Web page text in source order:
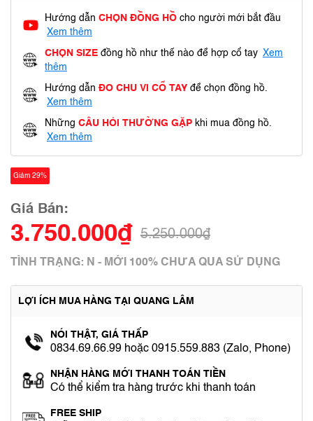
Hướng dẫn CHỌN ĐỒNG HỒ cho người mới bắt đầu
Xem thêm
CHỌN SIZE đồng hồ như thế nào để hợp cổ tay Xem
thêm
Hướng dẫn ĐO CHU VI CỔ TAY để chọn đồng hồ.
Xem thêm
Những CÂU HỎI THƯỜNG GẶP khi mua đồng hồ.
Xem thêm
Giảm 29%
Giá Bán:
3.750.000₫ 5.250.000₫
TÌNH TRẠNG: N - MỚI 100% CHƯA QUA SỬ DỤNG
LỢI ÍCH MUA HÀNG TẠI QUANG LÂM
NÓI THẬT, GIÁ THẤP
0834.69.66.99 hoặc 0915.559.883 (Zalo, Phone)
NHẬN HÀNG MỚI THANH TOÁN TIỀN
Có thể kiểm tra hàng trước khi thanh toán
FREE SHIP